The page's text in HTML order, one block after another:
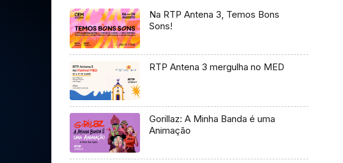
Na RTP Antena 3, Temos Bons
Sons!
RTP Antena 3 mergulha no MED
Gorillaz: A Minha Banda é uma
Animação